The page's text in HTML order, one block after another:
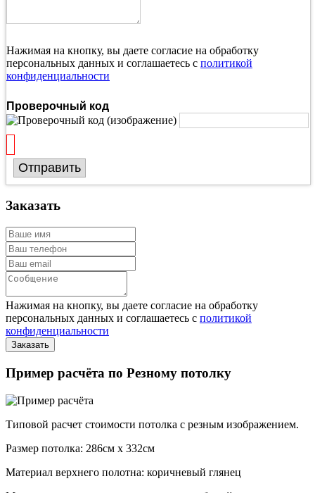
Нажимая на кнопку, вы даете согласие на обработку
персональных данных и соглашаетесь с политикой
конфиденциальности
Проверочный код
Отправить
Заказать
Нажимая на кнопку, вы даете согласие на обработку
персональных данных и соглашаетесь с политикой
конфиденциальности
Пример расчёта по Резному потолку
Типовой расчет стоимости потолка с резным изображением.
Размер потолка: 286см x 332см
Материал верхнего полотна: коричневый глянец